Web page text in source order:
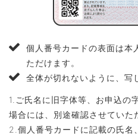
個人番号カードの表面は本
ただけます。
全体が切れないように、写
1.ご氏名に旧字体等、お申込の
場合には、別途確認させていた
2.個人番号カードに記載の氏名